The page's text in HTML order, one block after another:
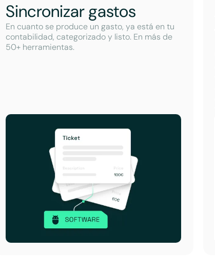
Sincronizar gastos
En cuanto se produce un gasto, ya está en tu
contabilidad, categorizado y listo. En más de
50+ herramientas.